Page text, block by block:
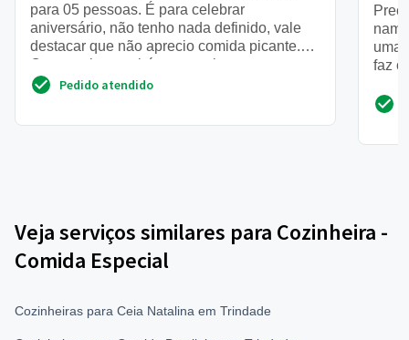
para 05 pessoas. É para celebrar
aniversário, não tenho nada definido, vale
destacar que não aprecio comida picante.
Quero saber também se aceitam...
Pedido atendido
uma
faz
Veja serviços similares para Cozinheira -
Comida Especial
Cozinheiras para Ceia Natalina em Trindade